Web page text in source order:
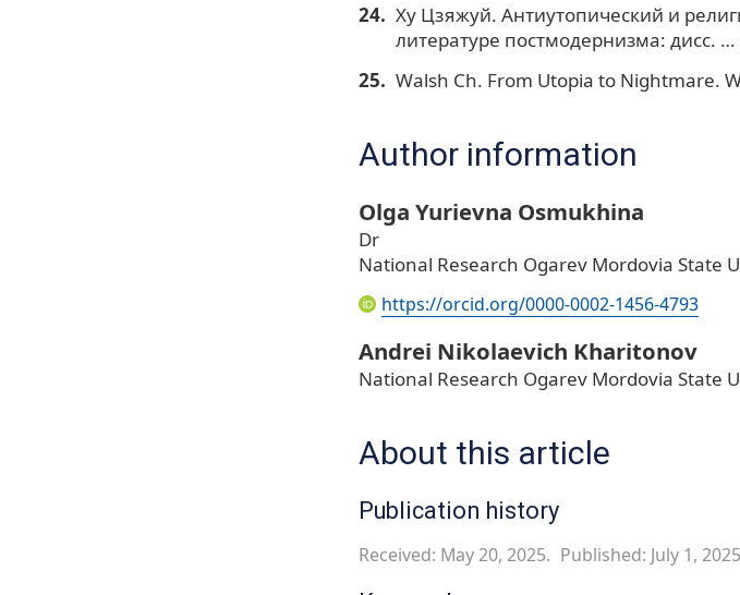
Ху Цзяжуй. Антиутопический и
литературе постмодернизма: дисс.
Walsh Ch. From Utopia to Nightmare.
Author information
Olga Yurievna Osmukhina
Dr
National Research Ogarev Mordovia State
https://orcid.org/0000-0002-1456-4793
Andrei Nikolaevich Kharitonov
National Research Ogarev Mordovia State
About this article
Publication history
Received: May 20, 2025. Published: July 1,